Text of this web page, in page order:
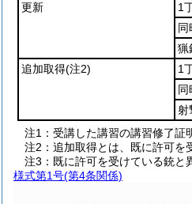
更新
1
同
猟
追加取得(注2) 1
同
射
注1：受講した講習の講習修了証
注2：追加取得とは、既に許可を
注3：既に許可を受けている銃と
様式第1号(第4条関係)